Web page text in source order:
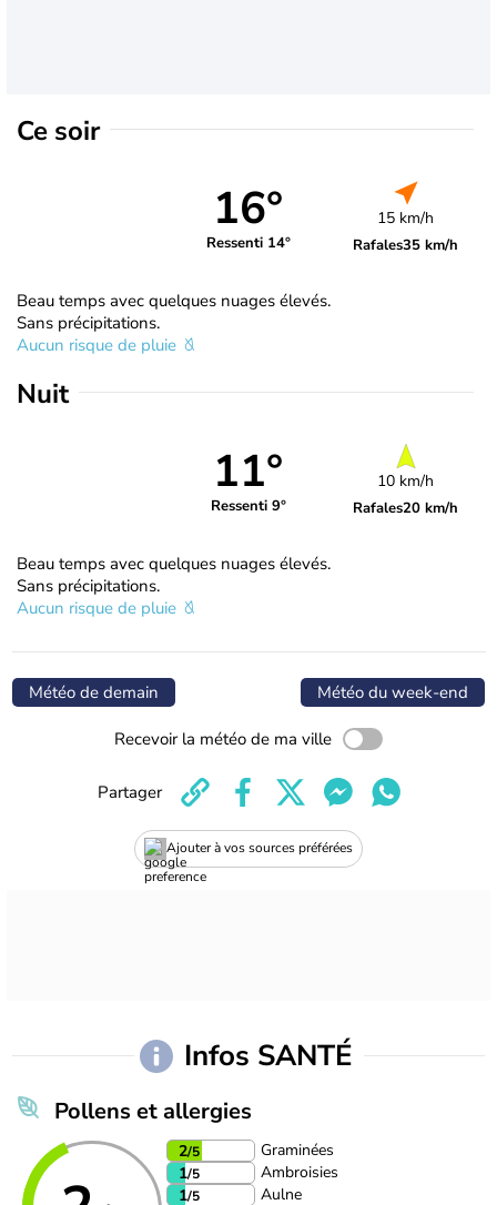
Ce soir
16°
Ressenti 14°
15 km/h
Rafales35 km/h
Beau temps avec quelques nuages élevés.
Sans précipitations.
Aucun risque de pluie
Nuit
11°
Ressenti 9°
10 km/h
Rafales20 km/h
Beau temps avec quelques nuages élevés.
Sans précipitations.
Aucun risque de pluie
Météo de demain Météo du week-end
Recevoir la météo de ma ville
Ajouter à vos sources préférées
Partager
Infos SANTÉ
Pollens et allergies
2/5
Graminées
1/5
Ambroisies
1/5
Aulne